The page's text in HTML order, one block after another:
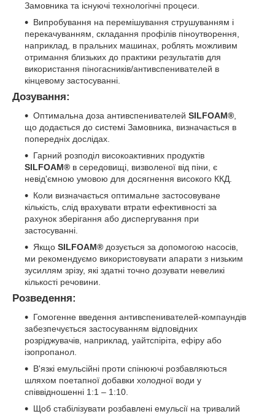
Замовника та існуючі технологічні процеси.
Випробування на перемішування струшуванням і
перекачуванням, складання профілів піноутворення,
наприклад, в пральних машинах, роблять можливим
отримання близьких до практики результатів для
використання піногасників/антивспенивателей в
кінцевому застосуванні.
Дозування:
Оптимальна доза антивспенивателей SILFOAM®
що додається до системі Замовника, визначається в
попередніх дослідах.
Гарний розподіл високоактивних продуктів
SILFOAM® в середовищі, визволеної від піни, є
невід'ємною умовою для досягнення високого ККД.
Коли визначається оптимальне застосовуване
кількість, слід врахувати втрати ефективності за
рахунок зберігання або диспергування при
застосуванні.
Якщо SILFOAM® дозується за допомогою насосів,
ми рекомендуємо використовувати апарати з низьким
зусиллям зрізу, які здатні точно дозувати невеликі
кількості речовини.
Розведення:
Гомогенне введення антивспенивателей-компаундів
забезпечується застосуванням відповідних
розріджувачів, наприклад, уайтспіріта, ефіру або
ізопропанол.
В'язкі емульсійні проти спінюючі розбавляються
шляхом поетапної добавки холодної води у
співвідношенні 1:1 – 1:10.
Щоб стабілізувати розбавлені емульсії на тривалий